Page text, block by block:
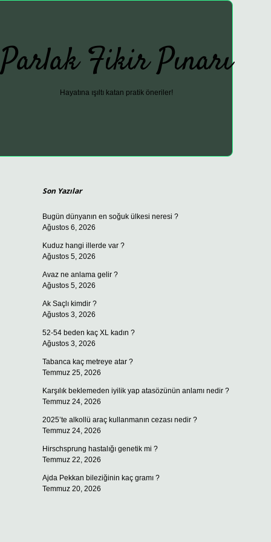
Parlak Fikir Pınarı
Hayatına ışıltı katan pratik öneriler!
Son Yazılar
Bugün dünyanın en soğuk ülkesi neresi ?
Ağustos 6, 2026
Kuduz hangi illerde var ?
Ağustos 5, 2026
Avaz ne anlama gelir ?
Ağustos 5, 2026
Ak Saçlı kimdir ?
Ağustos 3, 2026
52-54 beden kaç XL kadın ?
Ağustos 3, 2026
Tabanca kaç metreye atar ?
Temmuz 25, 2026
Karşılık beklemeden iyilik yap atasözünün anlamı nedir ?
Temmuz 24, 2026
2025’te alkollü araç kullanmanın cezası nedir ?
Temmuz 24, 2026
Hirschsprung hastalığı genetik mi ?
Temmuz 22, 2026
Ajda Pekkan bileziğinin kaç gramı ?
Temmuz 20, 2026